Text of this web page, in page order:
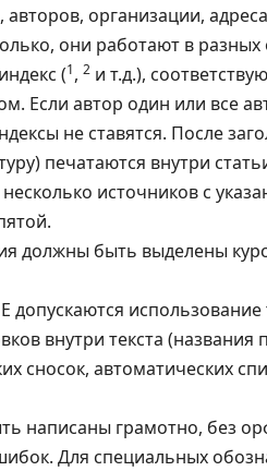
авторов, организации,
они работают в
(1, 2 и т.д.),
Если автор один или все
не ставятся. После
печатаются внутри
источников с
должны быть выделены
допускаются
внутри текста
сносок, автоматических
написаны грамотно, без
Для специальных